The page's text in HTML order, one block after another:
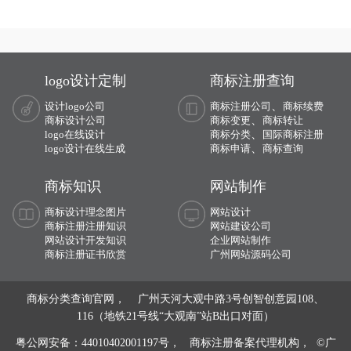
logo设计定制
设计logo公司
商标设计公司
logo在线设计
logo设计在线生成
商标注册查询
商标注册公司
商标续费
商标变更
商标转让
商标分类、
国际商标注册
商标申请、 商标查询
商标知识
商标设计理念图片
商标注册注册知识
网站设计开发知识
商标注册证书欣赏
网站制作
网站设计
网站建设公司
企业网站制作
广州网站源码公司
商标分类查询官网， 广州天河大观中路3号创智创意园108、
116（地铁21号线“大观南”站B出口对面）
粤公网安备：44010402001197号， 商标注册备案代理机构， ©广